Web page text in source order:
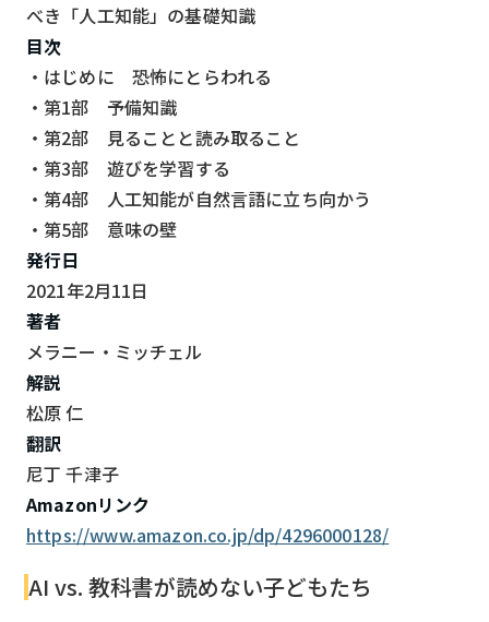
べき「人工知能」の基礎知識
目次
・はじめに 恐怖にとらわれる
・第1部 予備知識
・第2部 見ることと読み取ること
・第3部 遊びを学習する
・第4部 人工知能が自然言語に立ち向かう
・第5部 意味の壁
発行日
2021年2月11日
著者
メラニー・ミッチェル
解説
松原 仁
翻訳
尼丁 千津子
Amazonリンク
https://www.amazon.co.jp/dp/4296000128/
AI vs. 教科書が読めない子どもたち